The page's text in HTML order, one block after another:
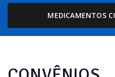
MEDICAMENTOS